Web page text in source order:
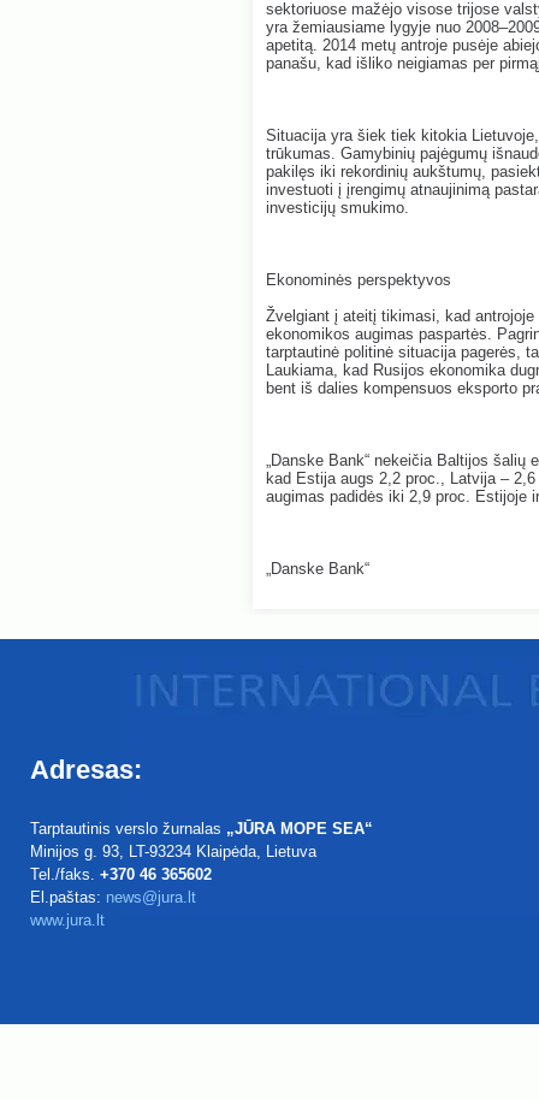
sektoriuose mažėjo visose trijose
yra žemiausiame lygyje nuo
apetitą. 2014 metų antroje pusėje
panašu, kad išliko neigiamas per
Situacija yra šiek tiek kitokia
trūkumas. Gamybinių pajėgumų
pakilęs iki rekordinių aukštumų,
investuoti į įrengimų atnaujinimą
investicijų smukimo.
Ekonominės perspektyvos
Žvelgiant į ateitį tikimasi, kad
ekonomikos augimas paspartės.
tarptautinė politinė situacija pagerės,
Laukiama, kad Rusijos ekonomika
bent iš dalies kompensuos eksporto
„Danske Bank“ nekeičia Baltijos šalių
kad Estija augs 2,2 proc., Latvija –
augimas padidės iki 2,9 proc. Estijoje
„Danske Bank“
Adresas:
Tarptautinis verslo žurnalas „JŪRA MOPE SEA“
Minijos g. 93, LT-93234 Klaipėda, Lietuva
Tel./faks. +370 46 365602
El.paštas: news@jura.lt
www.jura.lt